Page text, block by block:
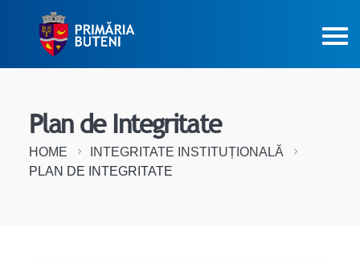
Plan de Integritate
HOME
INTEGRITATE INSTITUȚIONALĂ
PLAN DE INTEGRITATE